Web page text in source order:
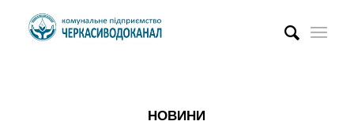
НОВИНИ